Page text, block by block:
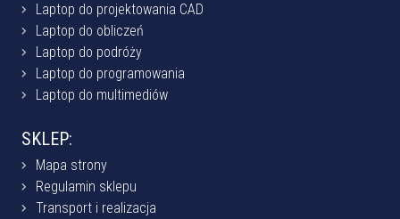
Laptop do projektowania CAD
Laptop do obliczeń
Laptop do podróży
Laptop do programowania
Laptop do multimediów
SKLEP:
Mapa strony
Regulamin sklepu
Transport i realizacja